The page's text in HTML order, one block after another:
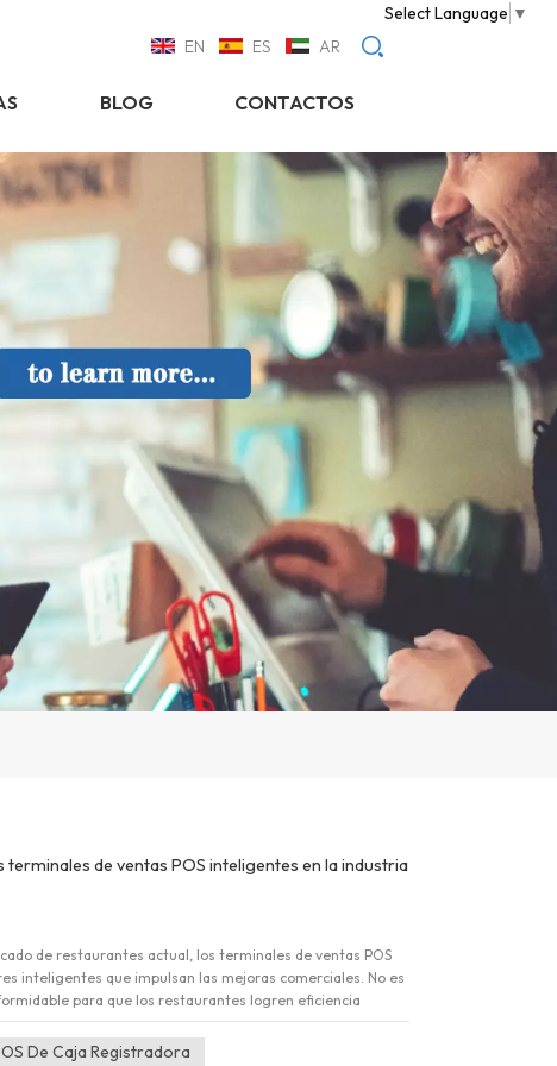
Select Language ▼
EN
ES AR
BLOG CONTACTOS
de ventas POS inteligentes en la industria
de restaurantes actual, los terminales de ventas POS
inteligentes que impulsan las mejoras comerciales. No es
para que los restaurantes logren eficiencia
nivel. AonPos es una empresa especializada en la
registradora para restaurantes. Estudiemos en
De Caja Registradora